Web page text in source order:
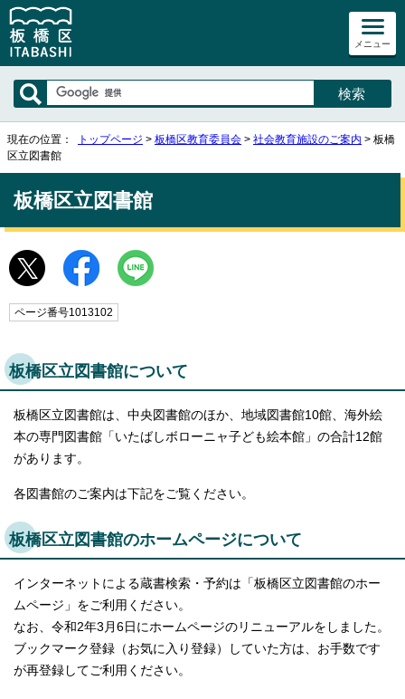
メニュー
現在の位置： トップページ > 板橋区教育委員会 > 社会教育施設のご案内 > 板橋
区立図書館
板橋区立図書館
ページ番号1013102
板橋区立図書館について
板橋区立図書館は、中央図書館のほか、地域図書館10館、海外絵
本の専門図書館「いたばしボローニャ子ども絵本館」の合計12館
があります。
各図書館のご案内は下記をご覧ください。
板橋区立図書館のホームページについて
インターネットによる蔵書検索・予約は「板橋区立図書館のホー
ムページ」をご利用ください。
なお、令和2年3月6日にホームページのリニューアルをしました。
ブックマーク登録（お気に入り登録）していた方は、お手数です
が再登録してご利用ください。